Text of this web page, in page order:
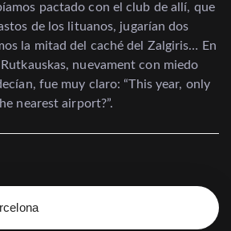
pactado con el club de allí, que
de los lituanos, jugarían dos
la mitad del caché del Zalgiris… En
nuevament con miedo
fue muy claro: “This year, only
nearest airport?”.